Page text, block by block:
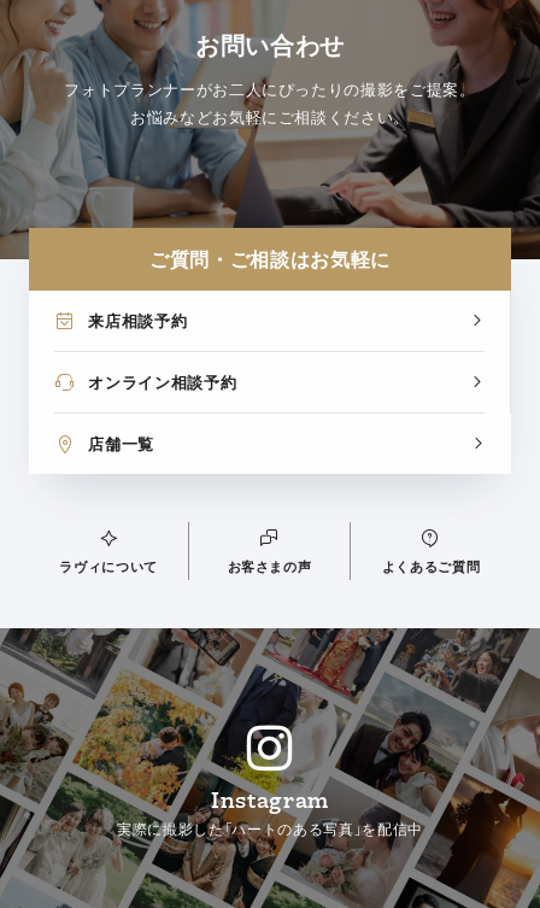
お問い合わせ
フォトプランナーがお二人にぴったりの撮影をご提案。
お悩みなどお気軽にご相談ください。
ご質問・ご相談はお気軽に
来店相談予約
オンライン相談予約
店舗一覧
ラヴィについて お客さまの声 よくあるご質問
Instagram
実際に撮影した「ハートのある写真」を配信中